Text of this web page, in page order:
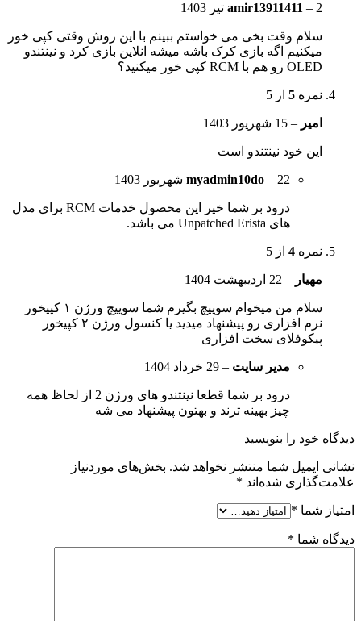
amir13911411 – 2 تیر 1403
سلام وقت بخی می خواستم ببینم با این روش وقتی کپی خور
میکنیم اگه بازی کرک باشه میشه انلاین بازی کرد و نینتندو
OLED رو هم با RCM کپی خور میکنید؟
نمره 5 از 5
امیر – 15 شهریور 1403
این خود نینتندو است
myadmin10do – 22 شهریور 1403
درود بر شما خیر این محصول خدمات RCM برای مدل
های Unpatched Erista می باشد.
نمره 4 از 5
مهیار – 22 اردیبهشت 1404
سلام من میخوام سوییچ بگیرم شما سوییچ ورژن ۱ کپیخور
نرم افزاری رو پیشنهاد میدید یا کنسول ورژن ۲ کپیخور
پیکوفلای سخت افزاری
مدیر سایت – 29 خرداد 1404
درود بر شما قطعا نینتندو های ورژن 2 از لحاظ همه
چیز بهینه ترند و بهتون پیشنهاد می شه
دیدگاه خود را بنویسید
نشانی ایمیل شما منتشر نخواهد شد. بخش‌های موردنیاز
علامت‌گذاری شده‌اند *
امتیاز شما *
دیدگاه شما *